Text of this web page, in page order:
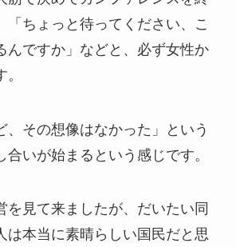
「ちょっと待ってください、こ
んですか」などと、必ず女性か
、その想像はなかった」という
合いが始まるという感じです。
を見て来ましたが、だいたい同
は本当に素晴らしい国民だと思